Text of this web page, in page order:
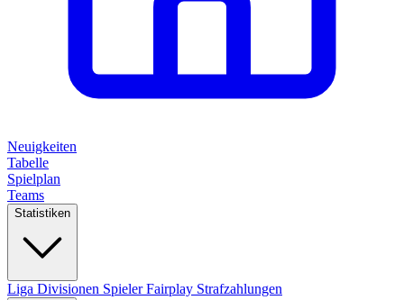
Neuigkeiten
Tabelle
Spielplan
Teams
Statistiken
Liga Divisionen SpielerFairplay Strafzahlungen